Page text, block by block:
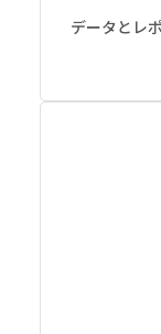
データとレ